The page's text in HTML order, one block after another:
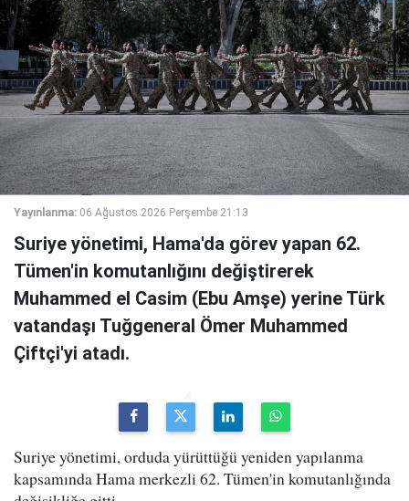
Yayınlanma: 06 Ağustos 2026 Perşembe 21:13
Suriye yönetimi, Hama'da görev yapan 62.
Tümen'in komutanlığını değiştirerek
Muhammed el Casim (Ebu Amşe) yerine Türk
vatandaşı Tuğgeneral Ömer Muhammed
Çiftçi'yi atadı.
Suriye yönetimi, orduda yürüttüğü yeniden yapılanma
kapsamında Hama merkezli 62. Tümen'in komutanlığında